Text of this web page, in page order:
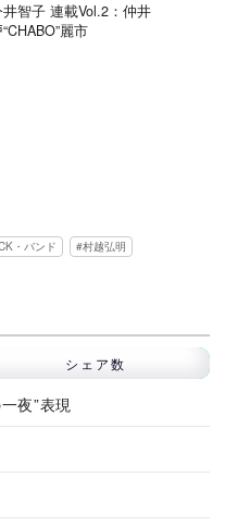
智子 連載Vol.2：仲井
“CHABO”麗市
・バンド
村越弘明
シェア数
夜”表現